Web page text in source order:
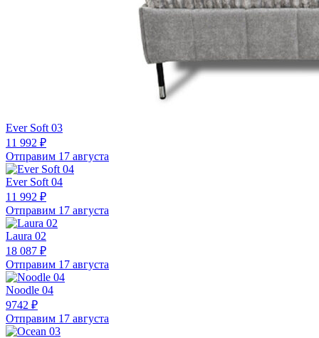
Ever Soft 03
11 992 ₽
Отправим 17 августа
Ever Soft 04
11 992 ₽
Отправим 17 августа
Laura 02
18 087 ₽
Отправим 17 августа
Noodle 04
9742 ₽
Отправим 17 августа